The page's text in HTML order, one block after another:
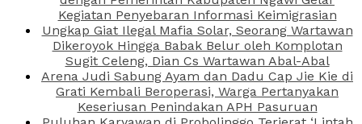
Kegiatan Penyebaran Informasi Keimigrasian
Ungkap Giat Ilegal Mafia Solar, Seorang Wartawan
Dikeroyok Hingga Babak Belur oleh Komplotan
Sugit Celeng, Dian Cs Wartawan Abal-Abal
Arena Judi Sabung Ayam dan Dadu Cap Jie Kie di
Grati Kembali Beroperasi, Warga Pertanyakan
Keseriusan Penindakan APH Pasuruan